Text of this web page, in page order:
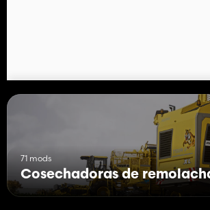
71 mods
Cosechadoras de